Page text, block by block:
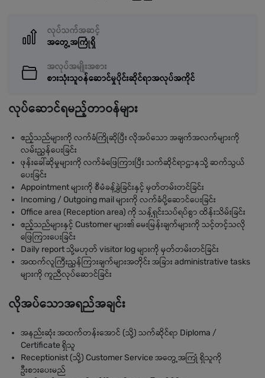
လုပ်သက်အဆင့်
အတွေ့အကြုံရှိ
အလုပ်အမျိုးအစား
စားသုံးသူဝန်ဆောင်မှုပိုင်းဆိုင်ရာအလုပ်အကိုင်
လုပ်ဆောင်ရမည့်တာဝန်များ
ဧည့်သည်များကို လက်ခံကြိုဆိုပြီး လိုအပ်သော အချက်အလက်များကို
လမ်းညွှန်ပေးခြင်း
ဖုန်းခေါ်ဆိုမှုများကို လက်ခံဖြေကြားပြီး သက်ဆိုင်ရာဌာနသို့ ဆက်သွယ်
ပေးခြင်း
Appointment များကို စီမံခန့်ခွဲခြင်းနှင့် မှတ်တမ်းတင်ခြင်း
Incoming / Outgoing mail များကို လက်ခံပို့ဆောင်ပေးခြင်း
Office area (Reception area) ကို သန့်ရှင်းသပ်ရပ်စွာ ထိန်းသိမ်းခြင်း
ဧည့်သည်များနှင့် Customer များ၏ မေးမြန်းချက်များကို သင့်တင့်သလို
ဖြေကြားပေးခြင်း
Daily report သို့မဟုတ် visitor log များကို မှတ်တမ်းတင်ခြင်း
အထက်လူကြီးညွှန်ကြားချက်များအတိုင်း အခြား administrative tasks
များကို ကူညီလုပ်ဆောင်ခြင်း
လိုအပ်သောအရည်အချင်း
အနည်းဆုံး အထက်တန်းအောင် (သို့) သက်ဆိုင်ရာ Diploma /
Certificate ရှိသူ
Receptionist (သို့) Customer Service အတွေ့အကြုံ ရှိသူကို
ဦးစားပေးမည်